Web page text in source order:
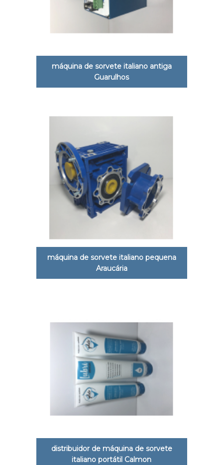
máquina de sorvete italiano antiga
Guarulhos
máquina de sorvete italiano pequena
Araucária
distribuidor de máquina de sorvete
italiano portátil Calmon